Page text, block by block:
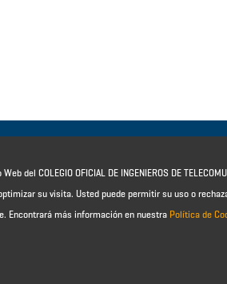
COLEGIO OFICIAL DE INGENIEROS DE
su visita. Usted puede permitir su uso o
Encontrará más información en nuestra Política de